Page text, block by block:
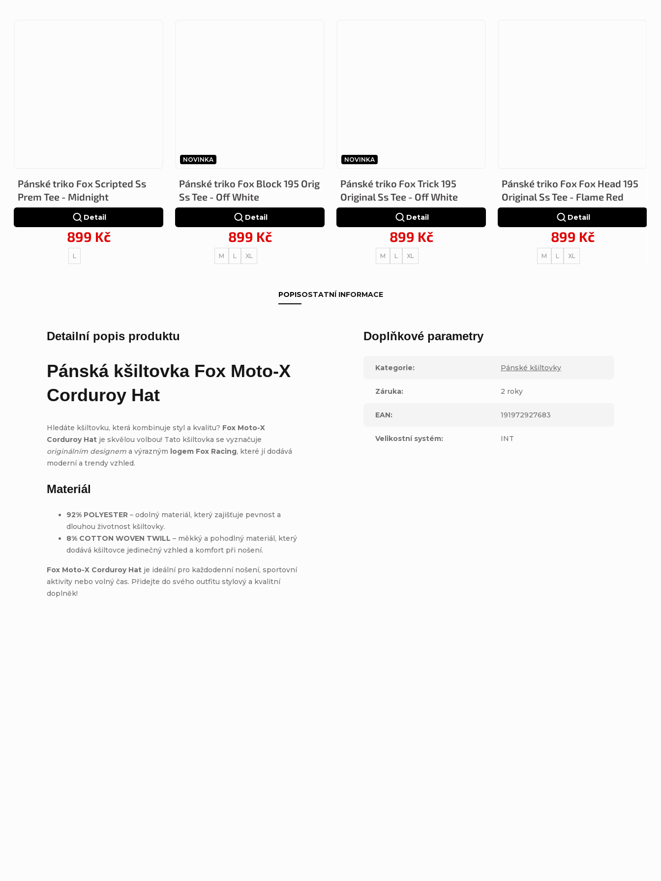
Pánské triko Fox Scripted Ss
Prem Tee - Midnight
899 Kč
Detail
L
NOVINKA
Pánské triko Fox Block 195 Orig
Ss Tee - Off White
899 Kč
Detail
M L XL
NOVINKA
Pánské triko Fox Trick 195
Original Ss Tee - Off White
899 Kč
Detail
M L XL
Pánské triko Fox Fox Head 195
Original Ss Tee - Flame Red
899 Kč
Detail
M L XL
POPISOSTATNÍ INFORMACE
Detailní popis produktu
Pánská kšiltovka Fox Moto-X
Corduroy Hat
Hledáte kšiltovku, která kombinuje styl a kvalitu? Fox Moto-X
Corduroy Hat je skvělou volbou! Tato kšiltovka se vyznačuje
originálním designem a výrazným logem Fox Racing, které jí dodává
moderní a trendy vzhled.
Materiál
92% POLYESTER – odolný materiál, který zajišťuje pevnost a
dlouhou životnost kšiltovky.
8% COTTON WOVEN TWILL – měkký a pohodlný materiál, který
dodává kšiltovce jedinečný vzhled a komfort při nošení.
Fox Moto-X Corduroy Hat je ideální pro každodenní nošení, sportovní
aktivity nebo volný čas. Přidejte do svého outfitu stylový a kvalitní
doplněk!
Doplňkové parametry
Kategorie: Pánské kšiltovky
Záruka: 2 roky
EAN: 191972927683
Velikostní systém: INT